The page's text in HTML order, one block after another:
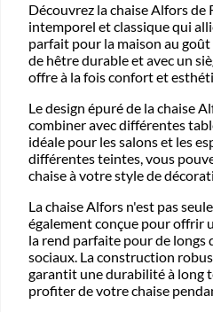
Découvrez la chaise Alfors de
intemporel et classique qui
parfait pour la maison au
de hêtre durable et avec un
offre à la fois confort et
Le design épuré de la chaise
combiner avec différentes
idéale pour les salons et les
différentes teintes, vous
chaise à votre style de
La chaise Alfors n'est pas
également conçue pour offrir
la rend parfaite pour de longs
sociaux. La construction
garantit une durabilité à long
profiter de votre chaise